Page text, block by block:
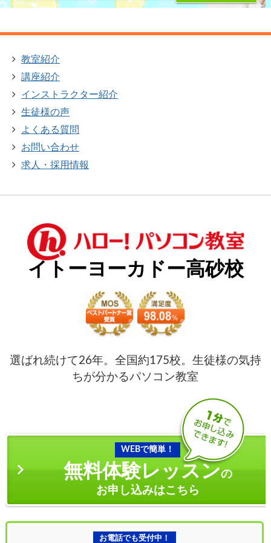
教室紹介
講座紹介
インストラクター紹介
生徒様の声
よくある質問
お問い合わせ
求人・採用情報
イトーヨーカドー高砂校
選ばれ続けて26年。全国約175校。生徒様の気持
ちが分かるパソコン教室
WEBで簡単！
無料体験レッスンの
お申し込みはこちら
お電話でも受付中！